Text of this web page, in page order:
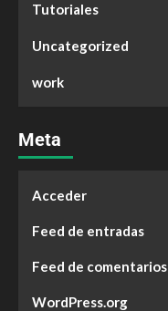
Tutoriales
Uncategorized
work
Meta
Acceder
Feed de entradas
Feed de comentarios
WordPress.org